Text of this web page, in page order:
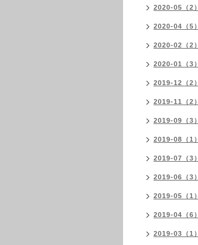
2020-05（2）
2020-04（5）
2020-02（2）
2020-01（3）
2019-12（2）
2019-11（2）
2019-09（3）
2019-08（1）
2019-07（3）
2019-06（3）
2019-05（1）
2019-04（6）
2019-03（1）